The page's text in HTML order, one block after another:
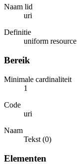
Naam lid
uri
Definitie
uniform
Bereik
Minimale cardinaliteit
1
Code
uri
Naam
Tekst (0)
Elementen